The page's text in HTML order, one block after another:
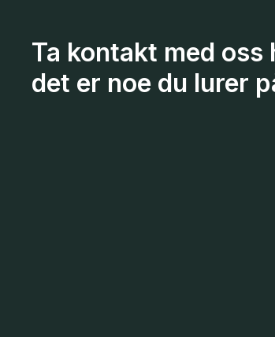
Ta kontakt med oss
det er noe du lurer